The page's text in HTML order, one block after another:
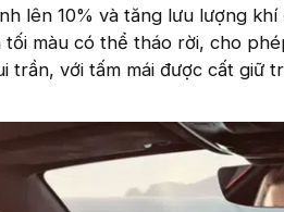
lên 10% và tăng lưu lượng
tối màu có thể tháo rời, cho
trần, với tấm mái được cất giữ